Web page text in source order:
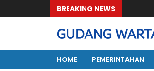
BREAKING NEWS
HOME
PEMERINTAHAN